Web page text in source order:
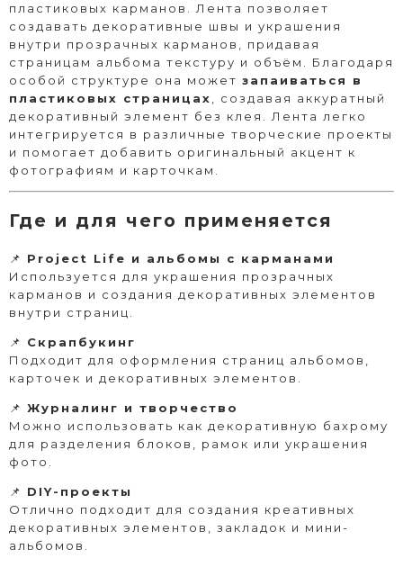
пластиковых карманов. Лента позволяет
создавать декоративные швы и украшения
внутри прозрачных карманов, придавая
страницам альбома текстуру и объём. Благодаря
особой структуре она может запаиваться в
пластиковых страницах
, создавая аккуратный
декоративный элемент без клея. Лента легко
интегрируется в различные творческие проекты
и помогает добавить оригинальный акцент к
фотографиям и карточкам.
Где и для чего применяется
📌 Project Life и альбомы с карманами
Используется для украшения прозрачных
карманов и создания декоративных элементов
внутри страниц.
📌 Скрапбукинг
Подходит для оформления страниц альбомов,
карточек и декоративных элементов.
📌 Журналинг и творчество
Можно использовать как декоративную бахрому
для разделения блоков, рамок или украшения
фото.
📌 DIY-проекты
Отлично подходит для создания креативных
декоративных элементов, закладок и мини-
альбомов.